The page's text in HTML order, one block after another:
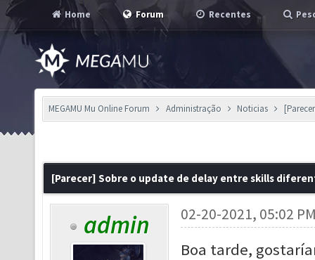
Home Forum Recentes
MEGAMU Mu Online Forum Administração Noticias
[Parecer] Sobre o update de delay entre skills
admin 02-20-2021, 05:02
Boa tarde,